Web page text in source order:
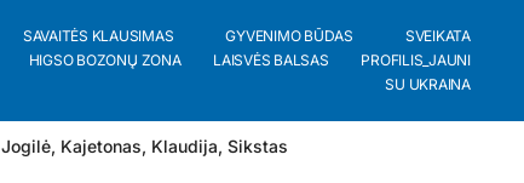
SAVAITĖS KLAUSIMAS GYVENIMO BŪDAS
SVEIKATA
HIGSO BOZONŲ ZONA LAISVĖS BALSAS
PROFILIS_JAUNI
SU UKRAINA
Jogilė, Kajetonas, Klaudija, Sikstas